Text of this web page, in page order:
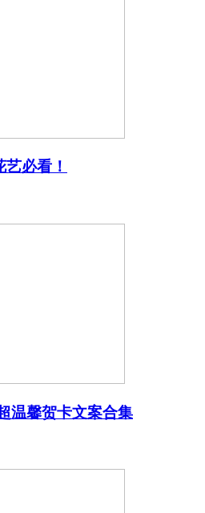
必看！
温馨贺卡文案合集